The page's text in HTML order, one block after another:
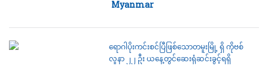
Category:
Myanmar
ရောဂါပိုးကင်းစင်ပြီဖြစ်သောတမူးမြို့ ရှိ ကိုဗစ်
လူနာ ၂၂ ဦး ယနေ့တွင်ဆေးရုံဆင်းခွင့်ရရှိ